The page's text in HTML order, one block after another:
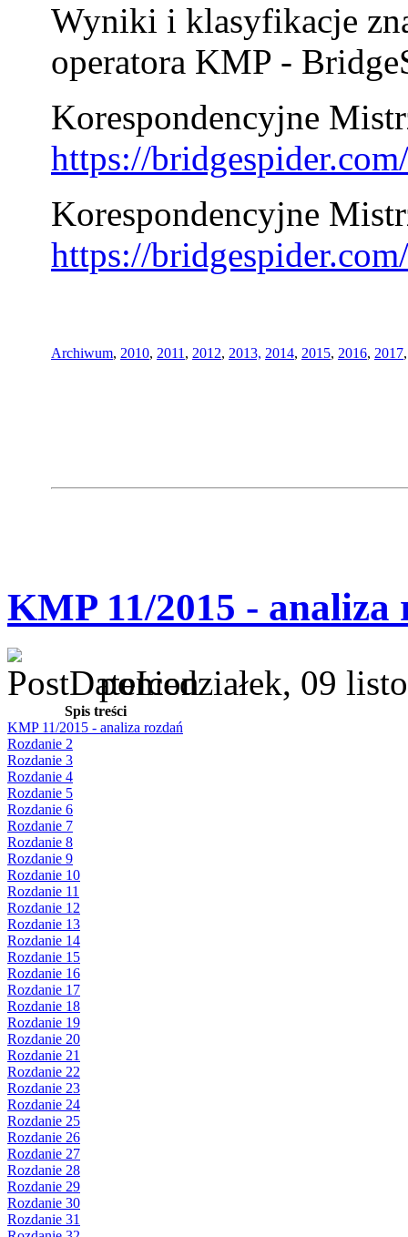
Wyniki i klasyfikacje
operatora KMP -
Korespondencyjne
https://
Korespondencyjne
https://
Archiwum, 2010, 2011 , 2012, 2013, 2014, 2015, 2016, 2017
KMP 11/2015 - analiza
poniedziałek, 09
Spis treści
KMP 11/2015 - analiza rozdań
Rozdanie 2
Rozdanie 3
Rozdanie 4
Rozdanie 5
Rozdanie 6
Rozdanie 7
Rozdanie 8
Rozdanie 9
Rozdanie 10
Rozdanie 11
Rozdanie 12
Rozdanie 13
Rozdanie 14
Rozdanie 15
Rozdanie 16
Rozdanie 17
Rozdanie 18
Rozdanie 19
Rozdanie 20
Rozdanie 21
Rozdanie 22
Rozdanie 23
Rozdanie 24
Rozdanie 25
Rozdanie 26
Rozdanie 27
Rozdanie 28
Rozdanie 29
Rozdanie 30
Rozdanie 31